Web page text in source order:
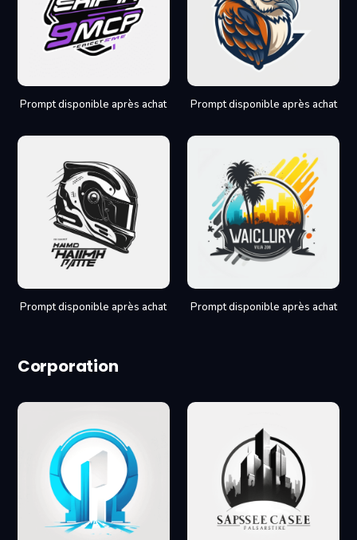
Prompt disponible après achat Prompt disponible après achat
Prompt disponible après achat Prompt disponible après achat
Corporation